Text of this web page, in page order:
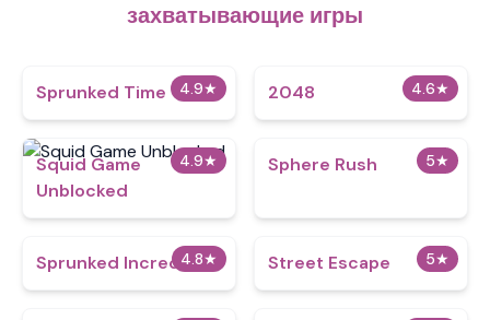
захватывающие игры
4.9★
Sprunked Time 4.6★
2048
4.9★
Squid Game
Unblocked
5★
Sphere Rush
4.8★
Sprunked IncrediBox 5★
Street Escape